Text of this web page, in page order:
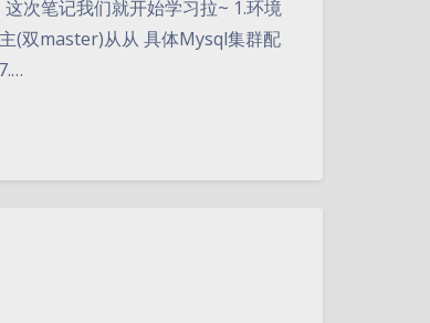
次笔记我们就开始学习拉~ 1.环境
(双master)从从 具体Mysql集群配